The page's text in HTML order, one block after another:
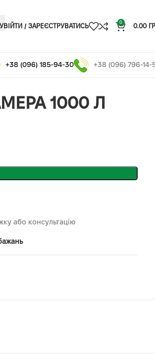
УВІЙТИ / ЗАРЕЄСТРУВАТИСЬ
0
0.00
+38 (096) 185-94-30 +38 (096) 796-14-
1000 Л
або консультацію